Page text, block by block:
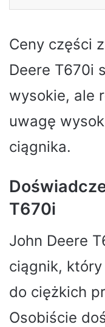
Ceny części
Deere T670i
wysokie, ale
uwagę
ciągnika.
T670i
John Deere
ciągnik,
do ciężkich
Osobiście